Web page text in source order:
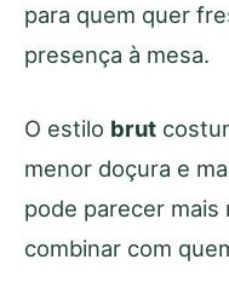
para quem quer
presença à mesa.
O estilo brut
menor doçura e
pode parecer mais
combinar com